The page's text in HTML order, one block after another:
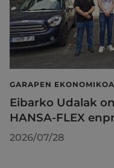
GARAPEN
Eibarko Udalak
HANSA-FLEX
2026/07/28